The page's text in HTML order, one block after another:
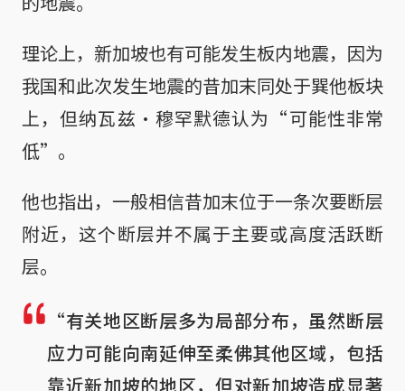
理论上，新加坡也有可能发生板内地震，因为
我国和此次发生地震的昔加末同处于巽他板块
上，但纳瓦兹·穆罕默德认为“可能性非常
低”。
他也指出，一般相信昔加末位于一条次要断层
附近，这个断层并不属于主要或高度活跃断
层。
“有关地区断层多为局部分布，虽然断层
应力可能向南延伸至柔佛其他区域，包括
靠近新加坡的地区，但对新加坡造成显著